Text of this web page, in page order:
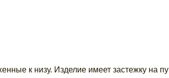
к низу. Изделие имеет застежку на